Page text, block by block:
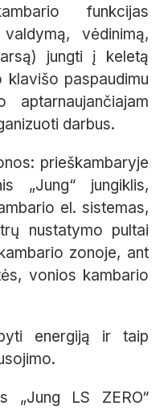
funkcijas
vėdinimą,
jungti į keletą
paspaudimu
darbus.
prieškambaryje
„Jung“ jungiklis,
el. sistemas,
nustatymo pultai
zonoje, ant
vonios kambario
energiją ir taip
„Jung LS ZERO“